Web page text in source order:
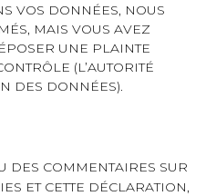
VOS DONNÉES, NOUS
MAIS VOUS AVEZ
UNE PLAINTE
(L’AUTORITÉ
DES DONNÉES).
DES COMMENTAIRES SUR
ET CETTE DÉCLARATION,